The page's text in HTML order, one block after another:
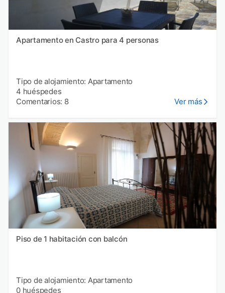
Apartamento en Castro para 4 personas
Tipo de alojamiento: Apartamento
4 huéspedes
Comentarios: 8
Ver más
Piso de 1 habitación con balcón
Tipo de alojamiento: Apartamento
0 huéspedes